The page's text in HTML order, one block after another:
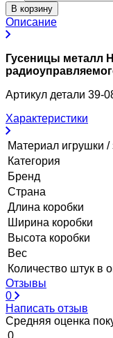
В корзину
Описание
Гусеницы металл
Артикул детали 39-
Характеристики
Материал игрушки /
Категория
Бренд
Страна
Длина коробки
Ширина коробки
Высота коробки
Вес
Количество штук в
Отзывы
0
Написать отзыв
Средняя оценка
0